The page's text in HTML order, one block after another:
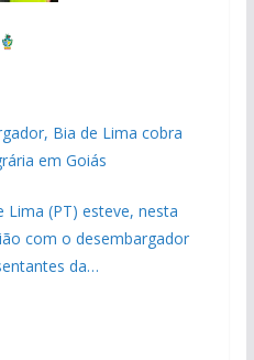
Bia de Lima cobra
em Goiás
Lima (PT) esteve, nesta
com o desembargador
da…